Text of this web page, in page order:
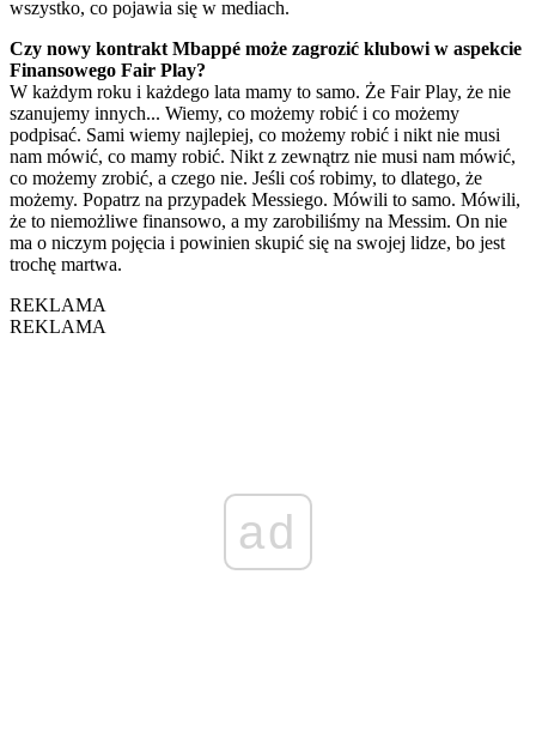
wszystko, co pojawia się w mediach.
Czy nowy kontrakt Mbappé może zagrozić klubowi w aspekcie
Finansowego Fair Play?
W każdym roku i każdego lata mamy to samo. Że Fair Play, że nie
szanujemy innych... Wiemy, co możemy robić i co możemy
podpisać. Sami wiemy najlepiej, co możemy robić i nikt nie musi
nam mówić, co mamy robić. Nikt z zewnątrz nie musi nam mówić,
co możemy zrobić, a czego nie. Jeśli coś robimy, to dlatego, że
możemy. Popatrz na przypadek Messiego. Mówili to samo. Mówili,
że to niemożliwe finansowo, a my zarobiliśmy na Messim. On nie
ma o niczym pojęcia i powinien skupić się na swojej lidze, bo jest
trochę martwa.
REKLAMA
REKLAMA
ad